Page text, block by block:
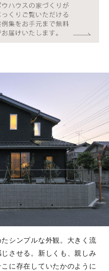
シンプルな外観。大きく流
させる。新しくも、親しみ
に存在していたかのように